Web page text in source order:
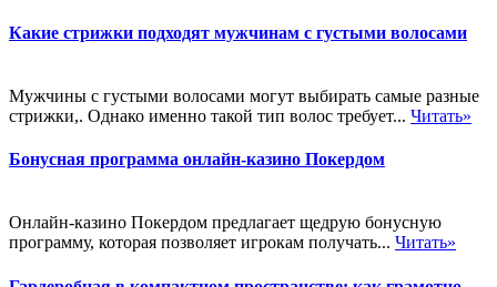
Какие стрижки подходят мужчинам с густыми волосами
Мужчины с густыми волосами могут выбирать самые разные
стрижки,. Однако именно такой тип волос требует... Читать»
Бонусная программа онлайн-казино Покердом
Онлайн-казино Покердом предлагает щедрую бонусную
программу, которая позволяет игрокам получать... Читать»